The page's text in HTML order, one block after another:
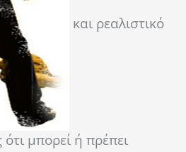
και ρεαλιστικό
ότι μπορεί ή πρέπει